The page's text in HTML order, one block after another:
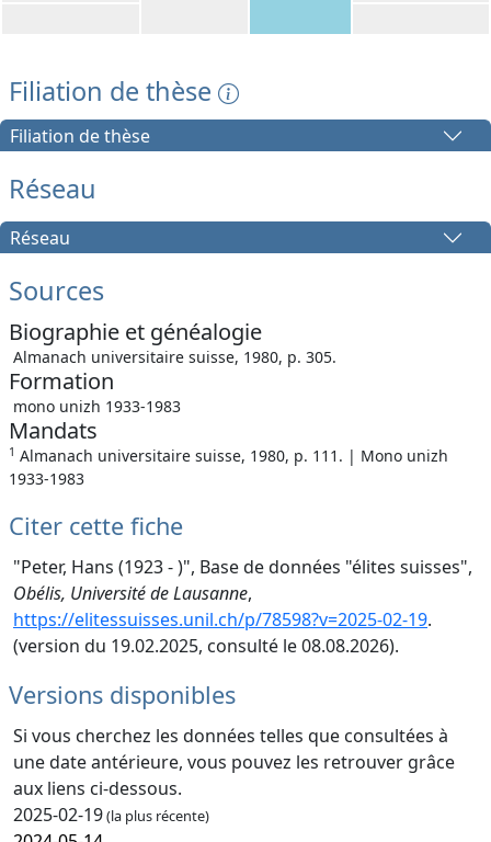
Filiation de thèse
Filiation de thèse
Réseau
Réseau
Sources
Biographie et généalogie
Almanach universitaire suisse, 1980, p. 305.
Formation
mono unizh 1933-1983
Mandats
1 Almanach universitaire suisse, 1980, p. 111. | Mono unizh
1933-1983
Citer cette fiche
"Peter, Hans (1923 - )", Base de données "élites suisses",
Obélis, Université de Lausanne,
https://elitessuisses.unil.ch/p/78598?v=2025-02-19.
(version du 19.02.2025, consulté le 08.08.2026).
Versions disponibles
Si vous cherchez les données telles que consultées à
une date antérieure, vous pouvez les retrouver grâce
aux liens ci-dessous.
2025-02-19(la plus récente)